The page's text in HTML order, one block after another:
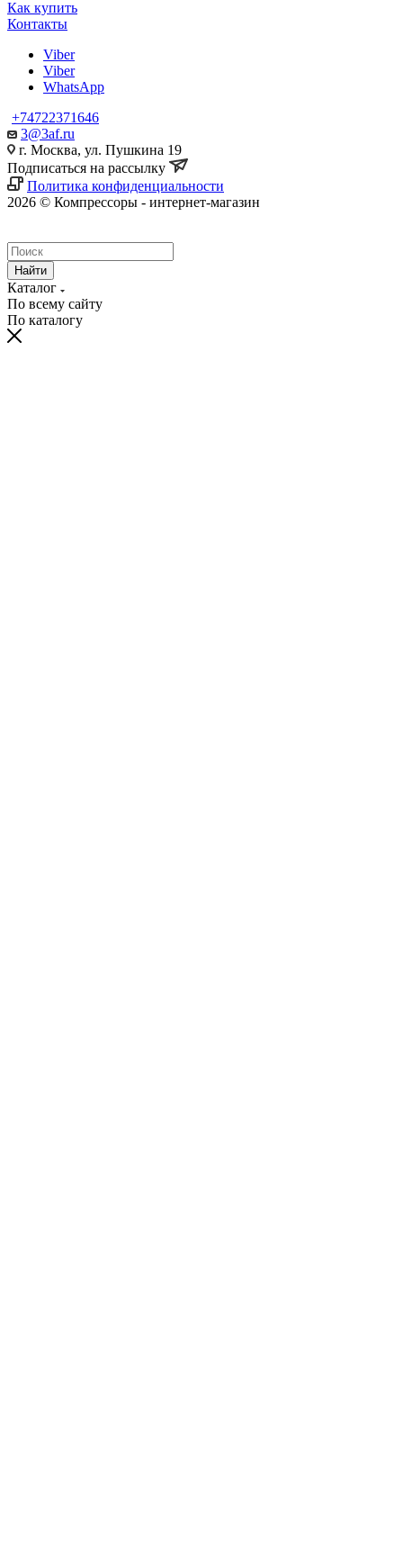
Как купить
Контакты
Viber
Viber
WhatsApp
+74722371646
3@3af.ru
г. Москва, ул. Пушкина 19
Подписаться на рассылку
Политика конфиденциальности
2026 © Компрессоры - интернет-магазин
Найти
Каталог
По всему сайту
По каталогу